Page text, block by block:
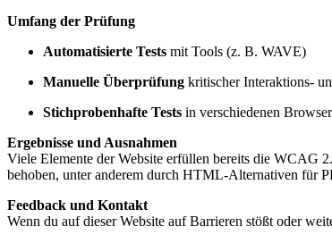
Umfang der Prüfung
Automatisierte Tests mit Tools (z. B. WAVE)
Manuelle Überprüfung kritischer Interaktions-
Stichprobenhafte Tests in verschiedenen
Ergebnisse und Ausnahmen
Viele Elemente der Website erfüllen bereits die WCAG
behoben, unter anderem durch HTML-Alternativen für
Feedback und Kontakt
Wenn du auf dieser Website auf Barrieren stößt oder